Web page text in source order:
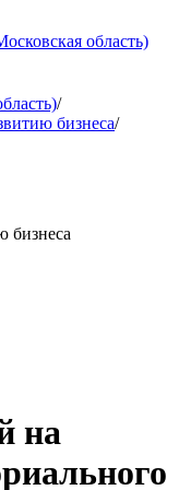
область)
/
бизнеса/
бизнеса
на